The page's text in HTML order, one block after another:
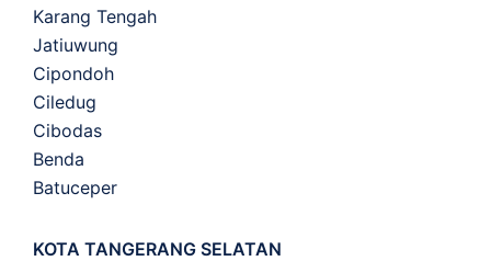
Karang Tengah
Jatiuwung
Cipondoh
Ciledug
Cibodas
Benda
Batuceper
KOTA TANGERANG SELATAN